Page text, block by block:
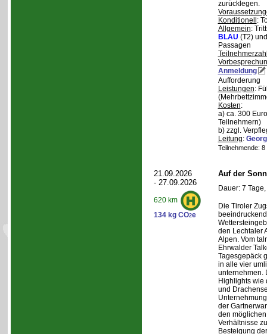
zurücklegen.
Konditionell :
Allgemein:
BLAU (T2)
Passagen
Anmeldung
Aufforderung
Leistungen:
Kosten:
a) ca. 300
Teilnehmern)
b) zzgl.
Leitung:
Teilnehmende:
21.09.2026
- 27.09.2026
620 km
134 kg CO2e
Auf der
Dauer: 7
Die Tiroler
den Lechtaler
Alpen. Vom
Ehrwalder
Tagesgepäck
in alle vier
unternehmen.
Highlights wie
und
der
den
Verhältnisse
Besteigung